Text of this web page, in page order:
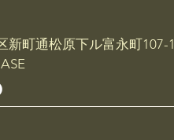
新町通松原下ル富永町107-1